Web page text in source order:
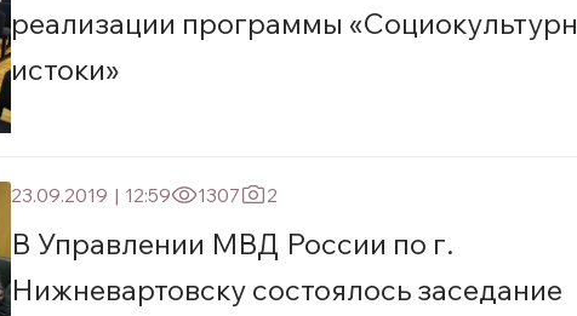
реализации программы
истоки»
23.09.2019 | 12:59 1307 2
В Управлении МВД России по г.
Нижневартовску состоялось заседание